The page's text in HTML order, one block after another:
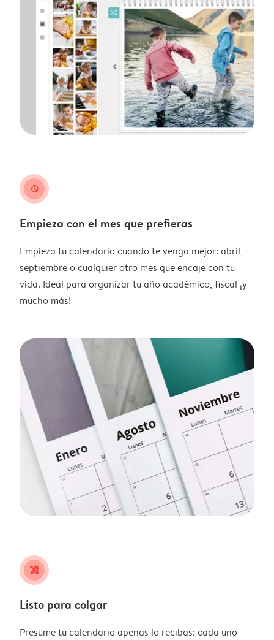
clock
Empieza con el mes que prefieras
Empieza tu calendario cuando te venga mejor: abril,
septiembre o cualquier otro mes que encaje con tu
vida. Ideal para organizar tu año académico, fiscal ¡y
mucho más!
tools
Listo para colgar
Presume tu calendario apenas lo recibas: cada uno